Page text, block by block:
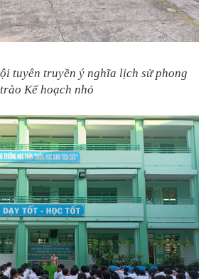
tuyên truyền ý nghĩa lịch sử phong
trào Kế hoạch nhỏ